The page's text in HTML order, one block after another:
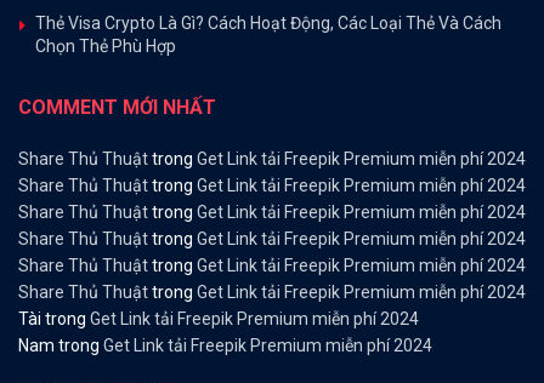
Thẻ Visa Crypto Là Gì? Cách Hoạt Động, Các Loại Thẻ Và Cách
Chọn Thẻ Phù Hợp
COMMENT MỚI NHẤT
Share Thủ Thuậttrong Get Link tải Freepik Premium miễn phí 2024
Share Thủ Thuậttrong Get Link tải Freepik Premium miễn phí 2024
Share Thủ Thuậttrong Get Link tải Freepik Premium miễn phí 2024
Share Thủ Thuậttrong Get Link tải Freepik Premium miễn phí 2024
Share Thủ Thuậttrong Get Link tải Freepik Premium miễn phí 2024
Share Thủ Thuậttrong Get Link tải Freepik Premium miễn phí 2024
Tài trong Get Link tải Freepik Premium miễn phí 2024
Nam trong Get Link tải Freepik Premium miễn phí 2024